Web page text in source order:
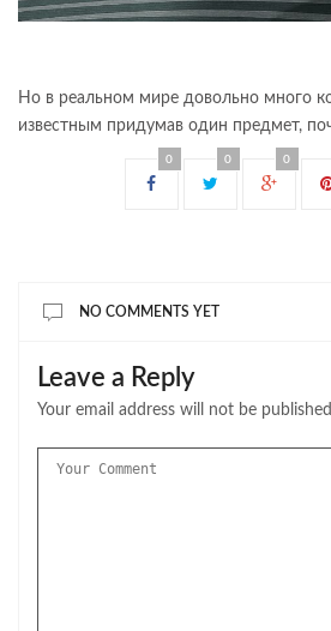
Но в реальном мире довольно много
известным придумав один предмет,
0 0 0
NO COMMENTS YET
Leave a Reply
Your email address will not be